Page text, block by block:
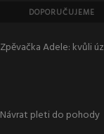
DOPORUČUJEME
Zpěvačka Adele: kvůli
Návrat pleti do pohody